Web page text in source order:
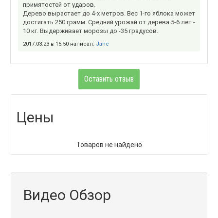
примятостей от ударов.
Дерево вырастает до 4-х метров. Вес 1-го яблока может
достигать 250 грамм. Средний урожай от дерева 5-6 лет -
10 кг. Выдерживает морозы до -35 градусов.
2017.03.23 в 15:50 написал: Jane
Оставить отзыв
Цены
Товаров не найдено
Видео Обзор